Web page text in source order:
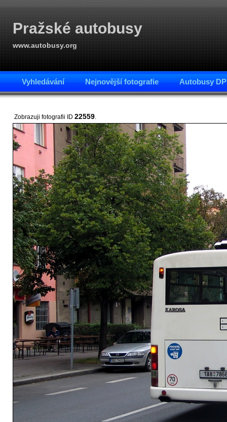
Pražské autobusy
www.autobusy.org
Vyhledávání Nejnovější fotografie Autobusy
Zobrazuji fotografii ID 22559.